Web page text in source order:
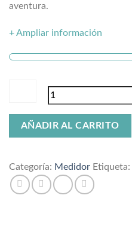
aventura.
+ Ampliar información
Medidor
AÑADIR AL CARRITO
Categoría: Medidor Etiqueta: